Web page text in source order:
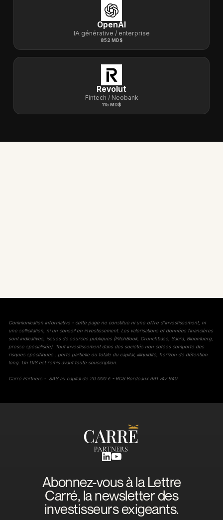
OpenAI
IA générative / enterprise
852 MD$
Revolut
Fintech / Neobank
115 MD$
Communication informative - cette page ne constitue ni une offre d'investissement, ni
une sollicitation, ni un conseil en investissement. Les valorisations et données financières
sont indicatives, issues de sources publiques (PitchBook, Crunchbase, Sacra, Bloomberg,
presse spécialisée). Tout investissement dans des sociétés non cotées comporte des
risques spécifiques : perte partielle ou totale du capital, illiquidité, horizon de détention
long. Un DIS est remis avant toute souscription.
Carré Partners - SAS au capital de 20 000 € - RCS Bordeaux 991 747 940.
Abonnez-vous à la Lettre
Carré, la newsletter des
investisseurs exigeants.